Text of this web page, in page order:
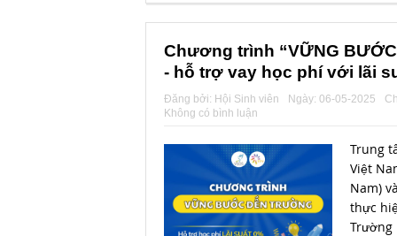
Chương trình “VỮNG
- hỗ trợ vay học phí với lãi
Đăng bởi: Hội Sinh viên Ngày: 06-05-2025
Không có bình luận
Trung
Việt
Nam)
thực
Trường